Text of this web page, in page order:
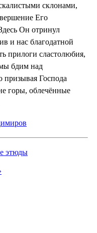
склонами,
Его
Он отринул
и нас благодатной
прилоги сластолюбия,
бдим над
призывая Господа
горы, облечённые
этюды